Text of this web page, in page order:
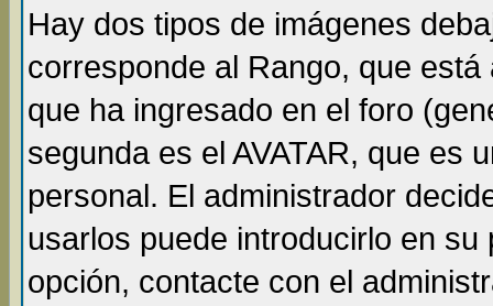
Hay dos tipos de imágenes
corresponde al Rango, que
que ha ingresado en el foro
segunda es el AVATAR, que es
personal. El administrador
usarlos puede introducirlo en
opción, contacte con el